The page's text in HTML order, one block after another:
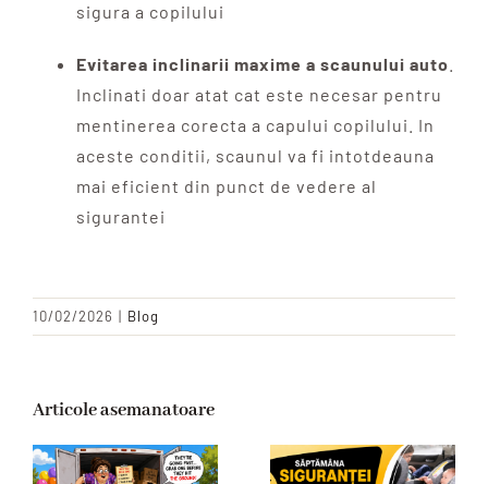
sigura a copilului
Evitarea inclinarii maxime a scaunului auto
Inclinati doar atat cat este necesar pentru
mentinerea corecta a capului copilului. In
aceste conditii, scaunul va fi intotdeauna
mai eficient din punct de vedere al
sigurantei
10/02/2026 | Blog
Articole asemanatoare